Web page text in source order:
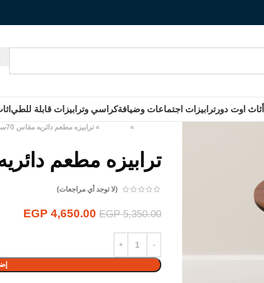
أثاث اوت دورترابيزات اجتماعات وضيافةكراسي وترابيزات قابلة للطي
»
»ترابيزه مطعم دائريه مقاس 70سم
ترابيزه مطعم دائريه
(لا توجد أي مراجعات)
EGP5,350.00
EGP 4,650.00